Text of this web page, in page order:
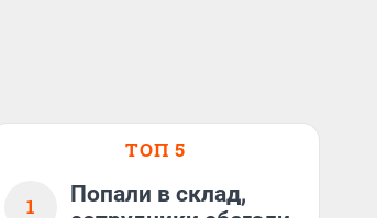
ТОП 5
1
Попали в склад,